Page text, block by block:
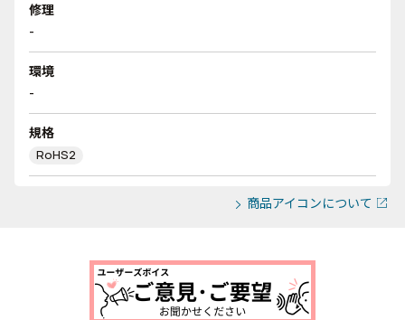
修理
-
環境
-
規格
RoHS2
商品アイコンについて